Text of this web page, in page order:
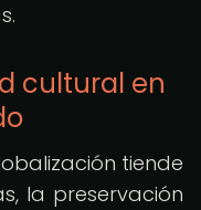
cultural en
tiende
la preservación